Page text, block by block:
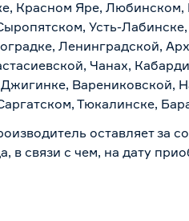
Красном Яре, Любинском,
Усть-
Ленинградской,
Чанах,
Варениковской,
Тюкалинске,
оставляет за
связи с чем, на дату